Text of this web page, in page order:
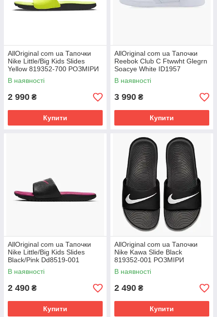
AllOriginal com ua Тапочки
Nike Little/Big Kids Slides
Yellow 819352-700 РОЗМІРИ
ЗІПІТУЙТЕ
В наявності
2 990 ₴
Купити
AllOriginal com ua Тапочки
Reebok Club C Ftwwht Glegrn
Soacye White ID1957
РОЗМІРИ ЗАПИТУЙТЕ
В наявності
3 990 ₴
Купити
AllOriginal com ua Тапочки
Nike Little/Big Kids Slides
Black/Pink Dd8519-001
РОЗМІРІ ЗАПІТУЙТЕ
В наявності
2 490 ₴
Купити
AllOriginal com ua Тапочки
Nike Kawa Slide Black
819352-001 РОЗМІРИ
ЗІПІТУЙТЕ
В наявності
2 490 ₴
Купити